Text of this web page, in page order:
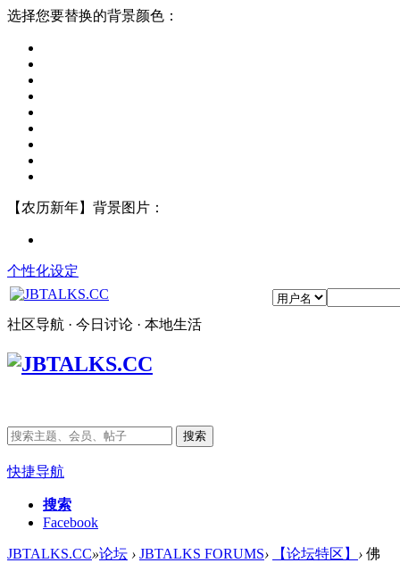
选择您要替换的背景颜色：
【农历新年】背景图片：
个性化设定
社区导航 · 今日讨论 · 本地生活
搜索
快捷导航
搜索
Facebook
JBTALKS.CC»论坛 › JBTALKS FORUMS› 【论坛特区】 › 佛